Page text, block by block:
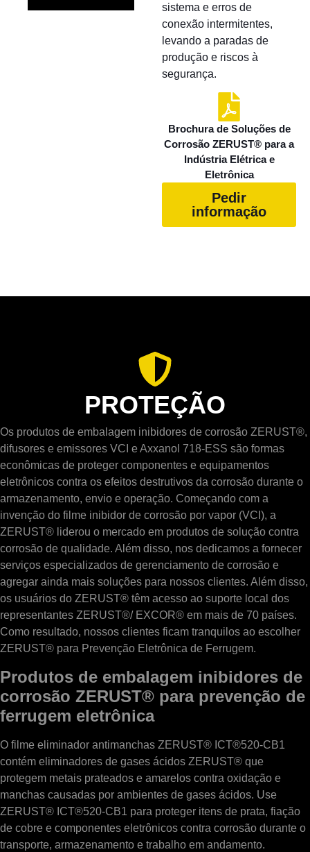
sistema e erros de
conexão intermitentes,
levando a paradas de
produção e riscos à
segurança.
Brochura de Soluções de
Corrosão ZERUST® para a
Indústria Elétrica e
Eletrônica
Pedir
informação
PROTEÇÃO
Os produtos de embalagem inibidores de corrosão ZERUST®,
difusores e emissores VCI e Axxanol 718-ESS são formas
econômicas de proteger componentes e equipamentos
eletrônicos contra os efeitos destrutivos da corrosão durante o
armazenamento, envio e operação. Começando com a
invenção do filme inibidor de corrosão por vapor (VCI), a
ZERUST® liderou o mercado em produtos de solução contra
corrosão de qualidade. Além disso, nos dedicamos a fornecer
serviços especializados de gerenciamento de corrosão e
agregar ainda mais soluções para nossos clientes. Além disso,
os usuários do ZERUST® têm acesso ao suporte local dos
representantes ZERUST®/ EXCOR® em mais de 70 países.
Como resultado, nossos clientes ficam tranquilos ao escolher
ZERUST® para Prevenção Eletrônica de Ferrugem.
Produtos de embalagem inibidores de
corrosão ZERUST® para prevenção de
ferrugem eletrônica
O filme eliminador antimanchas ZERUST® ICT®520-CB1
contém eliminadores de gases ácidos ZERUST® que
protegem metais prateados e amarelos contra oxidação e
manchas causadas por ambientes de gases ácidos. Use
ZERUST® ICT®520-CB1 para proteger itens de prata, fiação
de cobre e componentes eletrônicos contra corrosão durante o
transporte, armazenamento e trabalho em andamento.